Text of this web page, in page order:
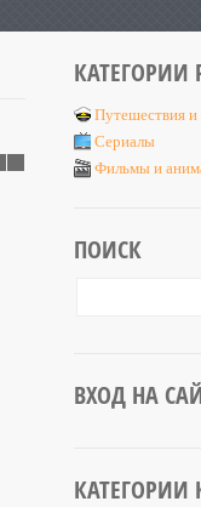
КАТЕГОРИИ
Путешествия
Сериалы
Фильмы и
ПОИСК
ВХОД НА
КАТЕГОРИИ